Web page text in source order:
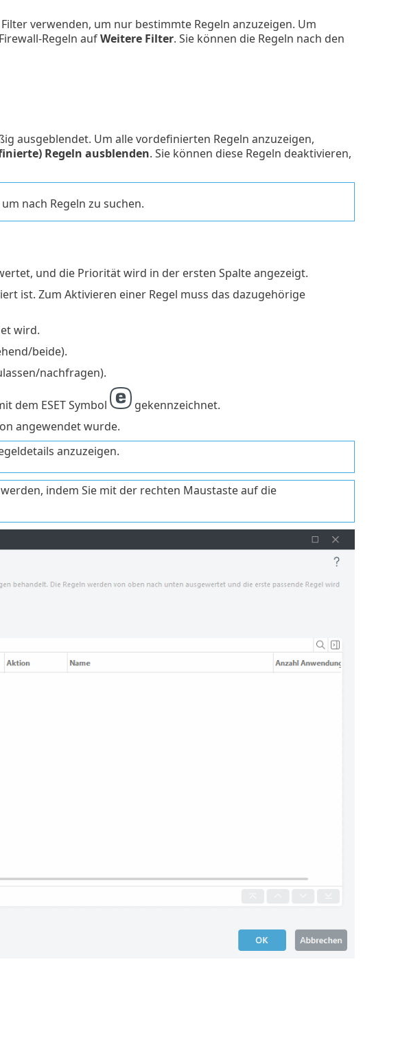
verwenden, um nur bestimmte Regeln anzuzeigen. Um
Regeln aufWeitere Filter. Sie können die Regeln nach den
ausgeblendet. Um alle vordefinierten Regeln anzuzeigen,
Regeln ausblenden. Sie können diese Regeln deaktivieren,
nach Regeln zu suchen.
und die Priorität wird in der ersten Spalte angezeigt.
ist. Zum Aktivieren einer Regel muss das dazugehörige
wird.
beide).
nachfragen).
dem ESET Symbol
gekennzeichnet.
angewendet wurde.
anzuzeigen.
indem Sie mit der rechten Maustaste auf die